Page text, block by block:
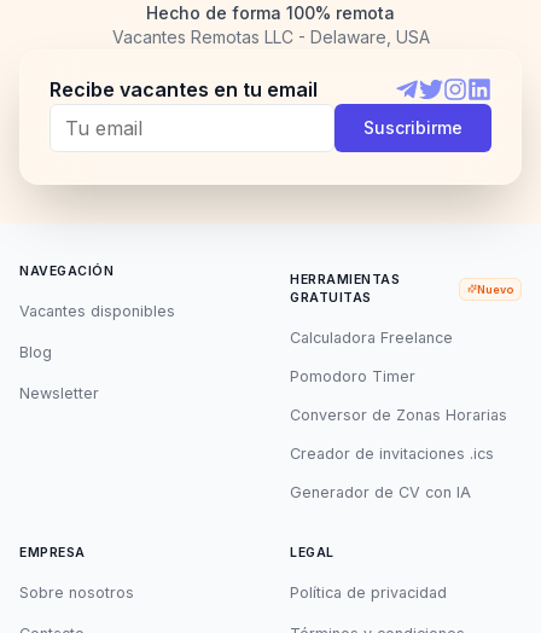
Hecho de forma 100% remota
Vacantes Remotas LLC - Delaware, USA
Recibe vacantes en tu email
Telegram
TwitterInstagram
Suscribirme
NAVEGACIÓN
Vacantes disponibles
Blog
Newsletter
HERRAMIENTAS
GRATUITAS
Nuevo
Calculadora Freelance
Pomodoro Timer
Conversor de Zonas Horarias
Creador de invitaciones .ics
Generador de CV con IA
EMPRESA
Sobre nosotros
LEGAL
Política de privacidad